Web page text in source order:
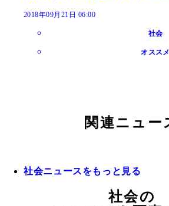
2018年09月21日 06:00
社会
オススメ
関連ニュー
社会ニュースをもっと見る
社会の